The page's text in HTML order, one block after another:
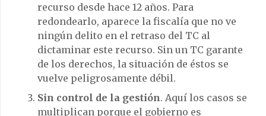
recurso desde hace 12 años. Para
redondearlo, aparece la fiscalía que no ve
ningún delito en el retraso del TC al
dictaminar este recurso. Sin un TC garante
de los derechos, la situación de éstos se
vuelve peligrosamente débil.
Sin control de la gestión. Aquí los casos se
multiplican porque el gobierno es